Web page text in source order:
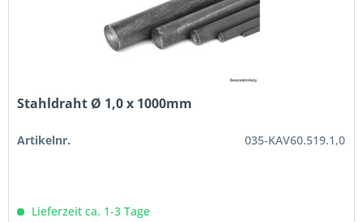
Stahldraht Ø 1,0 x 1000mm
Artikelnr. 035-KAV60.519.1,0
Lieferzeit ca. 1-3 Tage